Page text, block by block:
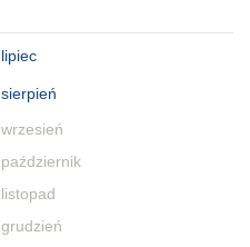
lipiec
sierpień
wrzesień
październik
listopad
grudzień